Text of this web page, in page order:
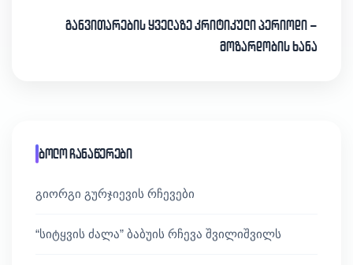
განვითარების ყველაზე კრიტიკული პერიოდი –
მოზარდობის ხანა
ბოლო ჩანაწერები
გიორგი გურჯიევის რჩევები
“სიტყვის ძალა” ბაბუის რჩევა შვილიშვილს